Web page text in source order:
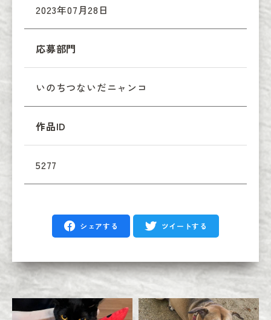
2023年07月28日
応募部門
いのちつないだニャンコ
作品ID
5277
シェアする ツイートする